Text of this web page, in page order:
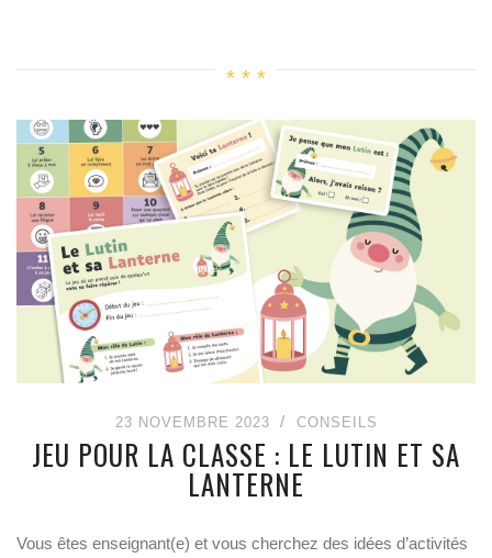
23 NOVEMBRE 2023 CONSEILS
JEU POUR LA CLASSE : LE LUTIN ET SA
LANTERNE
Vous êtes enseignant(e) et vous cherchez des idées d’activités